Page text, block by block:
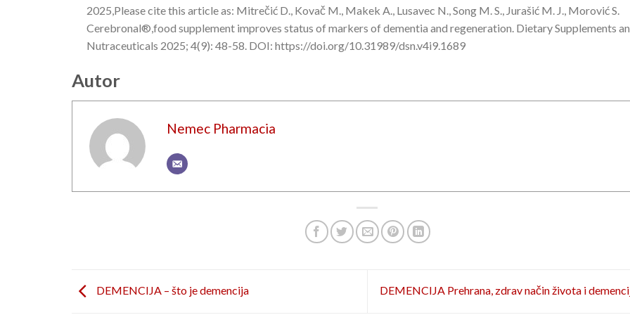
2025,Please cite this article as: Mitrečić D., Kovač M., Makek A., Lusavec N., Song M. S., Jurašić M. J., Morović S.
Cerebronal®,food supplement improves status of markers of dementia and regeneration. Dietary Supplements
Nutraceuticals 2025; 4(9): 48-58. DOI: https://doi.org/10.31989/dsn.v4i9.1689
Autor
Nemec Pharmacia
DEMENCIJA – što je demencija DEMENCIJA Prehrana, zdrav način života i